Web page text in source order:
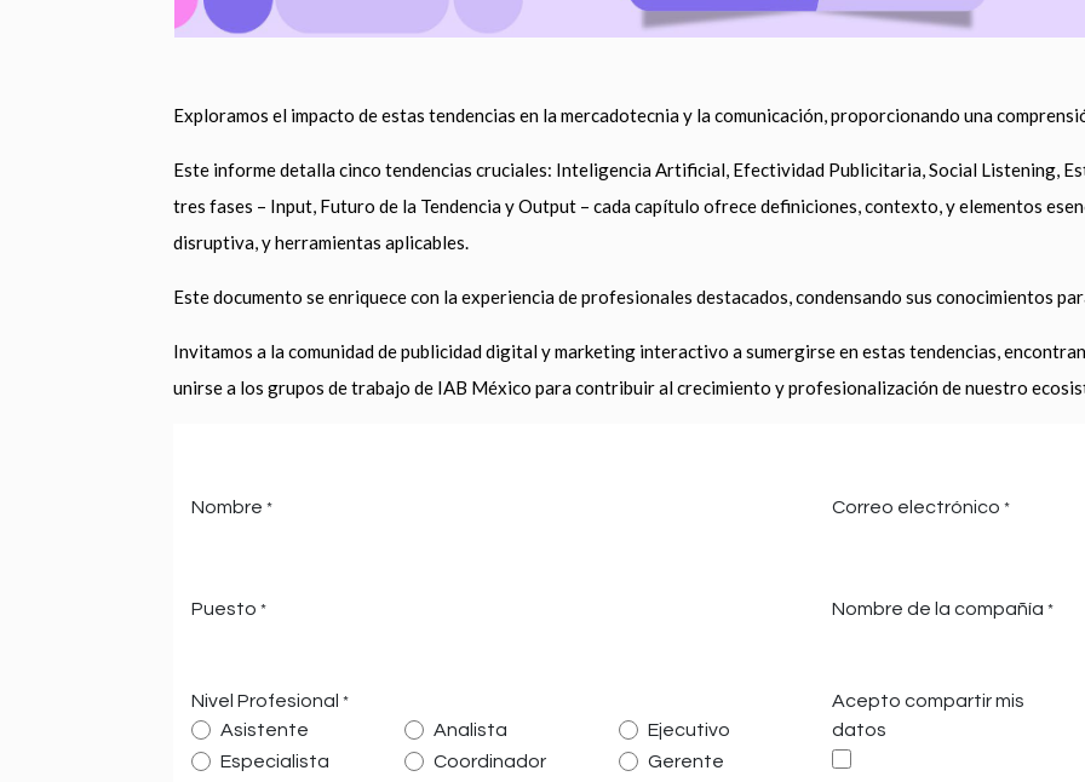
Exploramos el impacto de estas tendencias en la mercadotecnia y la comunicación, proporcionando una
Este informe detalla cinco tendencias cruciales: Inteligencia Artificial, Efectividad Publicitaria, Social Listening,
tres fases – Input, Futuro de la Tendencia y Output – cada capítulo ofrece definiciones, contexto, y elementos
disruptiva, y herramientas aplicables.
Este documento se enriquece con la experiencia de profesionales destacados, condensando sus conocimientos
Invitamos a la comunidad de publicidad digital y marketing interactivo a sumergirse en estas tendencias,
unirse a los grupos de trabajo de IAB México para contribuir al crecimiento y profesionalización de nuestro